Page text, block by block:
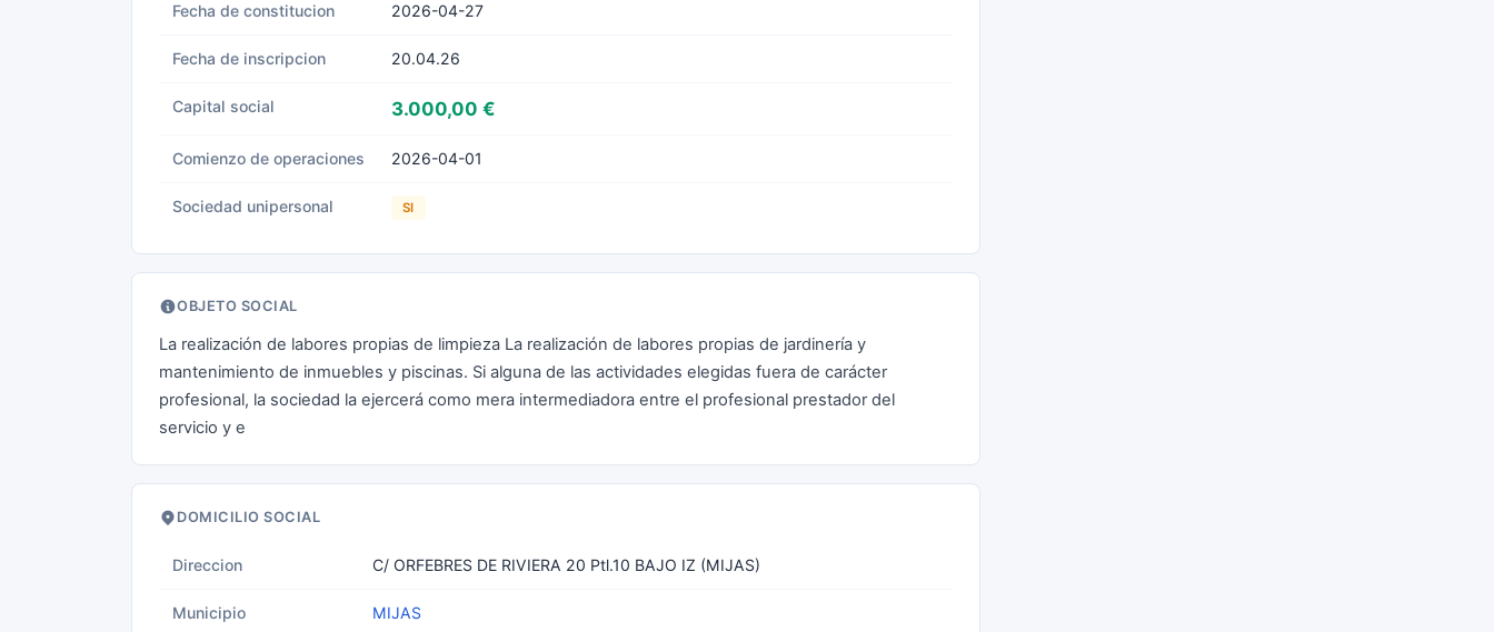
Fecha de constitucion 2026-04-27
Fecha de inscripcion 20.04.26
Capital social 3.000,00 €
Comienzo de operaciones 2026-04-01
Sociedad unipersonal SI
OBJETO SOCIAL
La realización de labores propias de limpieza La realización de labores propias de jardinería y
mantenimiento de inmuebles y piscinas. Si alguna de las actividades elegidas fuera de carácter
profesional, la sociedad la ejercerá como mera intermediadora entre el profesional prestador del
servicio y e
DOMICILIO SOCIAL
Direccion C/ ORFEBRES DE RIVIERA 20 Ptl.10 BAJO IZ (MIJAS)
Municipio MIJAS